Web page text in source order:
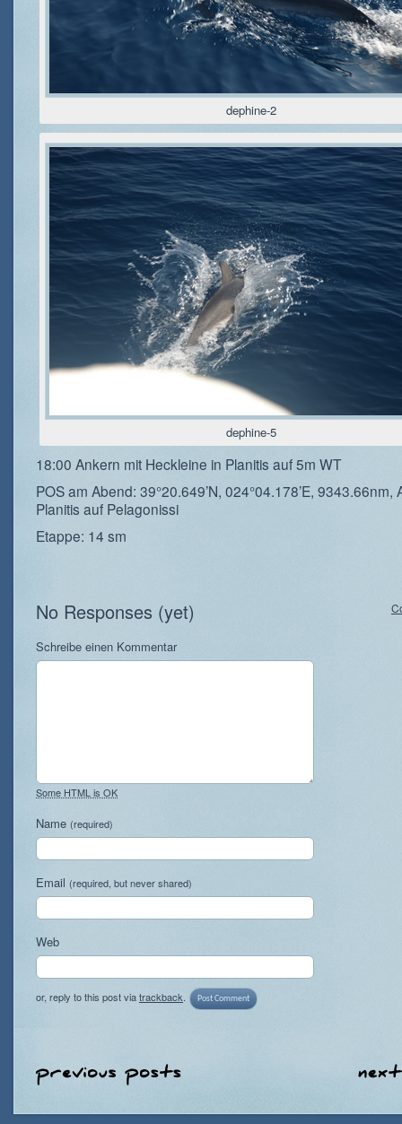
dephine-2
dephine-5
18:00 Ankern mit Heckleine in Planitis auf 5m WT
POS am Abend: 39°20.649’N, 024°04.178’E, 9343.66nm,
Planitis auf Pelagonissi
Etappe: 14 sm
No Responses (yet)
Schreibe einen Kommentar
Some HTML is OK
Name (required)
Email (required, but never shared)
Web
or, reply to this post viatrackback